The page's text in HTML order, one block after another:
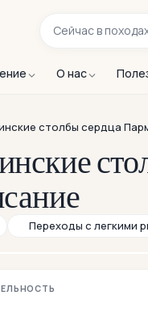
Сейчас в
О нас
столбы сердца
Переходы с легкими